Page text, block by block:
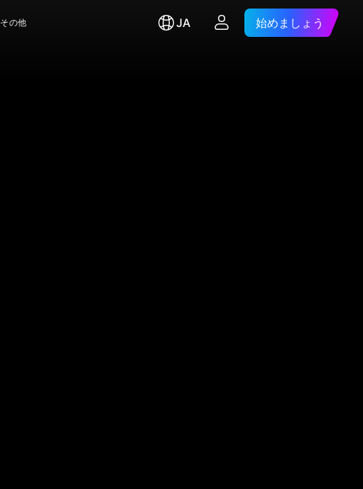
その他 JA 始めましょう